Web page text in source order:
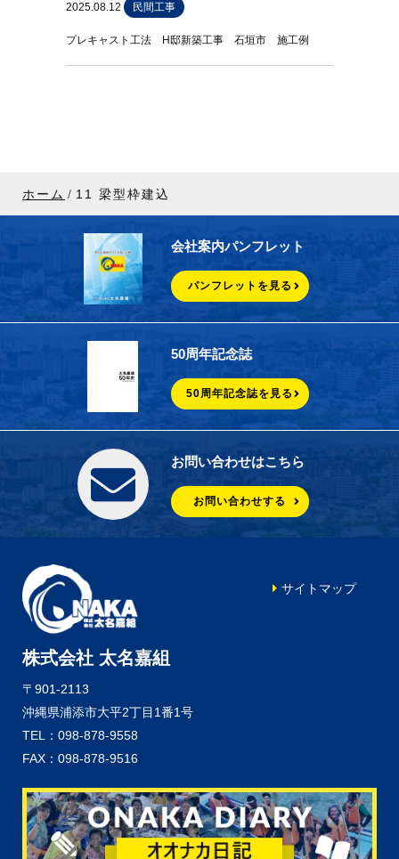
2025.08.12 民間工事
プレキャスト工法 H邸新築工事 石垣市 施工例
ホーム 11 梁型枠建込
会社案内パンフレット
パンフレットを見る
50周年記念誌
50周年記念誌を見る
お問い合わせはこちら
お問い合わせする
株式会社 太名嘉組
〒901-2113
沖縄県浦添市大平2丁目1番1号
TEL：098-878-9558
FAX：098-878-9516
サイトマップ